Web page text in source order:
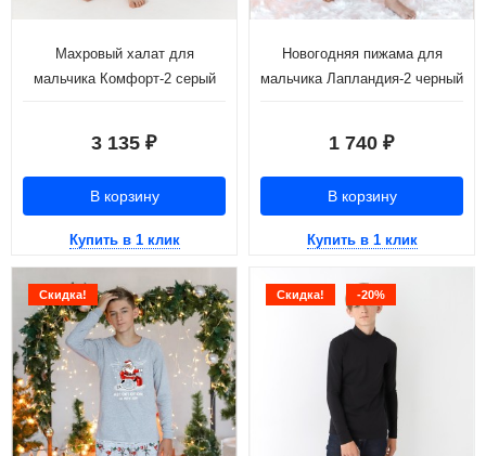
Махровый халат для
мальчика Комфорт-2 серый
3 135 ₽
В корзину
Купить в 1 клик
Новогодняя пижама для
мальчика Лапландия-2 черный
1 740 ₽
В корзину
Купить в 1 клик
Скидка! Скидка! -20%